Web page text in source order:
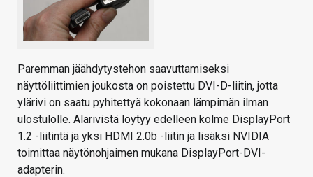
Paremman jäähdytystehon saavuttamiseksi
näyttöliittimien joukosta on poistettu DVI-D-liitin, jotta
ylärivi on saatu pyhitettyä kokonaan lämpimän ilman
ulostulolle. Alarivistä löytyy edelleen kolme DisplayPort
1.2 -liitintä ja yksi HDMI 2.0b -liitin ja lisäksi NVIDIA
toimittaa näytönohjaimen mukana DisplayPort-DVI-
adapterin.